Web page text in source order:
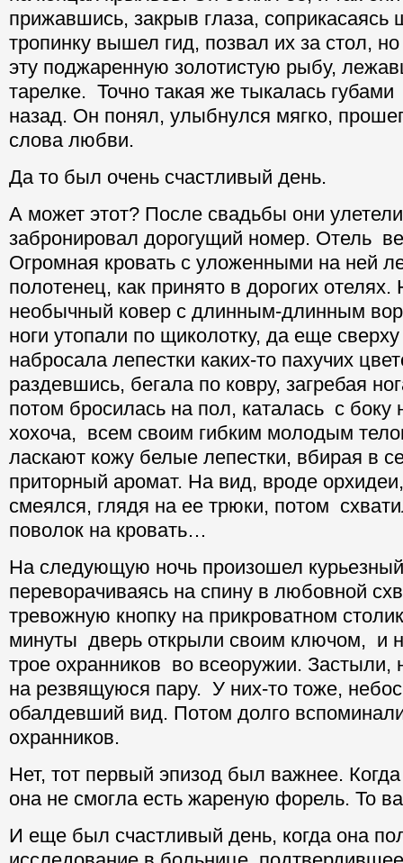
прижавшись, закрыв глаза,
тропинку вышел гид, позвал их за стол,
эту поджаренную золотистую рыбу,
тарелке. Точно такая же тыкалась
назад. Он понял, улыбнулся мягко,
слова любви.
Да то был очень счастливый день.
А может этот? После свадьбы они
забронировал дорогущий номер. Отель
Огромная кровать с уложенными на ней
полотенец, как принято в дорогих отелях.
необычный ковер с длинным-длинным
ноги утопали по щиколотку, да еще сверху
набросала лепестки каких-то пахучих
раздевшись, бегала по ковру, загребая
потом бросилась на пол, каталась с боку
хохоча, всем своим гибким молодым
ласкают кожу белые лепестки, вбирая в
приторный аромат. На вид, вроде
смеялся, глядя на ее трюки, потом
поволок на кровать…
На следующую ночь произошел
переворачиваясь на спину в любовной
тревожную кнопку на прикроватном
минуты дверь открыли своим ключом, и
трое охранников во всеоружии. Застыли,
на резвящуюся пару. У них-то тоже,
обалдевший вид. Потом долго
охранников.
Нет, тот первый эпизод был важнее.
она не смогла есть жареную форель. То
И еще был счастливый день, когда она